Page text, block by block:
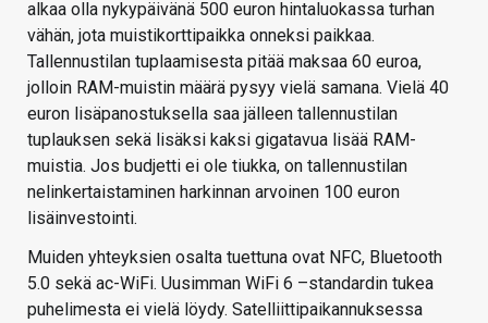
alkaa olla nykypäivänä 500 euron hintaluokassa turhan
vähän, jota muistikorttipaikka onneksi paikkaa.
Tallennustilan tuplaamisesta pitää maksaa 60 euroa,
jolloin RAM-muistin määrä pysyy vielä samana. Vielä 40
euron lisäpanostuksella saa jälleen tallennustilan
tuplauksen sekä lisäksi kaksi gigatavua lisää RAM-
muistia. Jos budjetti ei ole tiukka, on tallennustilan
nelinkertaistaminen harkinnan arvoinen 100 euron
lisäinvestointi.
Muiden yhteyksien osalta tuettuna ovat NFC, Bluetooth
5.0 sekä ac-WiFi. Uusimman WiFi 6 –standardin tukea
puhelimesta ei vielä löydy. Satelliittipaikannuksessa